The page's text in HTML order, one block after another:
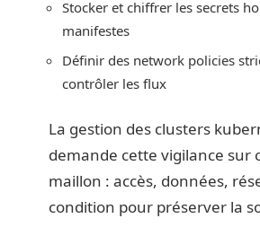
Stocker et chiffrer les secrets
manifestes
Définir des network policies
contrôler les flux
La gestion des clusters
demande cette vigilance sur
maillon : accès, données,
condition pour préserver la